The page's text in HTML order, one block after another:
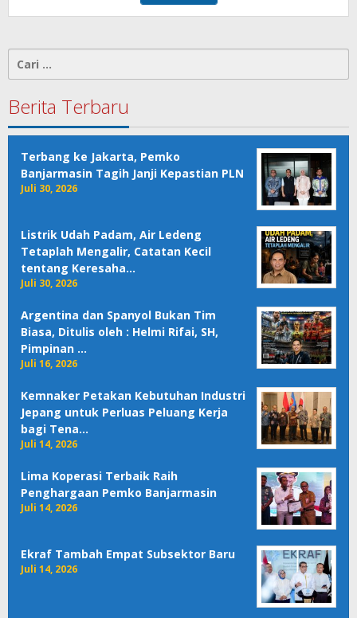
Cari
untuk:
Berita Terbaru
Terbang ke Jakarta, Pemko
Banjarmasin Tagih Janji Kepastian PLN
Juli 30, 2026
Listrik Udah Padam, Air Ledeng
Tetaplah Mengalir, Catatan Kecil
tentang Keresaha…
Juli 30, 2026
Argentina dan Spanyol Bukan Tim
Biasa, Ditulis oleh : Helmi Rifai, SH,
Pimpinan …
Juli 16, 2026
Kemnaker Petakan Kebutuhan Industri
Jepang untuk Perluas Peluang Kerja
bagi Tena…
Juli 14, 2026
Lima Koperasi Terbaik Raih
Penghargaan Pemko Banjarmasin
Juli 14, 2026
Ekraf Tambah Empat Subsektor Baru
Juli 14, 2026